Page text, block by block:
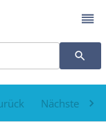
Nächste